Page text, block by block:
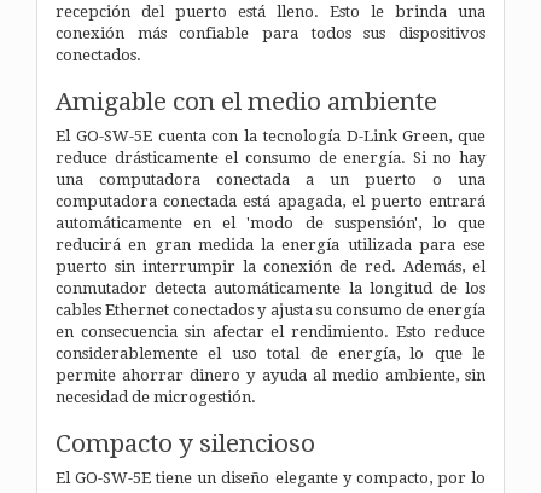
recepción del puerto está lleno. Esto le brinda una
conexión más confiable para todos sus dispositivos
conectados.
Amigable con el medio ambiente
El GO-SW-5E cuenta con la tecnología D-Link Green, que
reduce drásticamente el consumo de energía. Si no hay
una computadora conectada a un puerto o una
computadora conectada está apagada, el puerto entrará
automáticamente en el 'modo de suspensión', lo que
reducirá en gran medida la energía utilizada para ese
puerto sin interrumpir la conexión de red. Además, el
conmutador detecta automáticamente la longitud de los
cables Ethernet conectados y ajusta su consumo de energía
en consecuencia sin afectar el rendimiento. Esto reduce
considerablemente el uso total de energía, lo que le
permite ahorrar dinero y ayuda al medio ambiente, sin
necesidad de microgestión.
Compacto y silencioso
El GO-SW-5E tiene un diseño elegante y compacto, por lo